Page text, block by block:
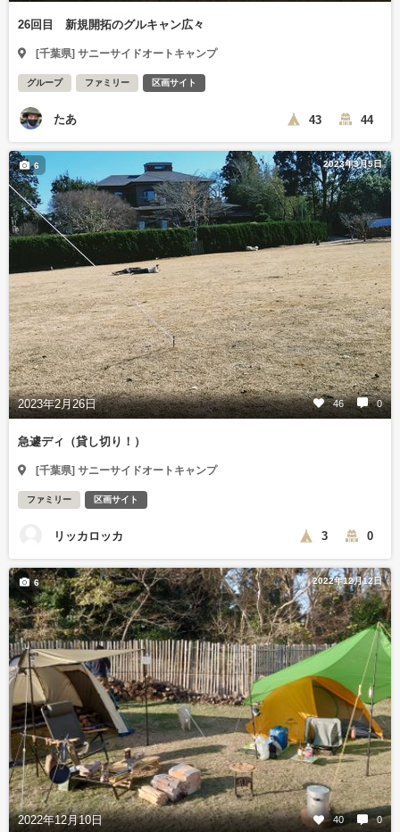
26回目 新規開拓のグルキャン広々
[千葉県] サニーサイドオートキャンプ
グループ ファミリー 区画サイト
たあ 43 44
2023年3月5日
2023年2月26日 46 0
6
急遽ディ（貸し切り！）
[千葉県] サニーサイドオートキャンプ
ファミリー 区画サイト
リッカロッカ 3 0
2022年12月12日
2022年12月10日 40 0
6